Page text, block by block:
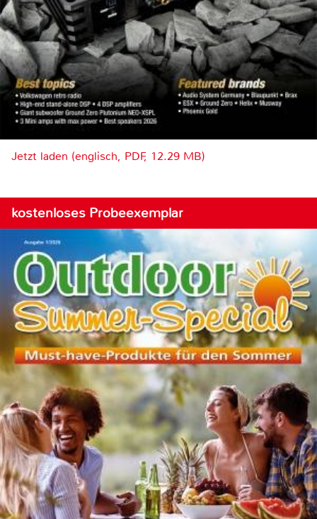
Jetzt laden (englisch, PDF, 12.29 MB)
kostenloses Probeexemplar